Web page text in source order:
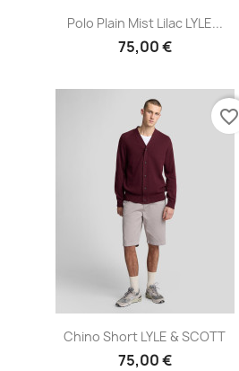
Vista rápida
Polo Plain Mist Lilac LYLE...
75,00 €
Vista rápida
Chino Short LYLE & SCOTT
75,00 €
favorite_border